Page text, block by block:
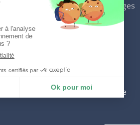
et
à la
n'hésitez pas
pour tout
ou toute
vous.
Témoignages
Contact
Heure Des Liens - Sophrologie